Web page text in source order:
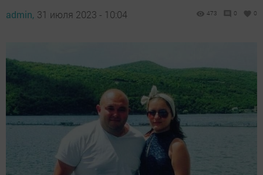
admin, 31 июля 2023 - 10:04 473 0 0